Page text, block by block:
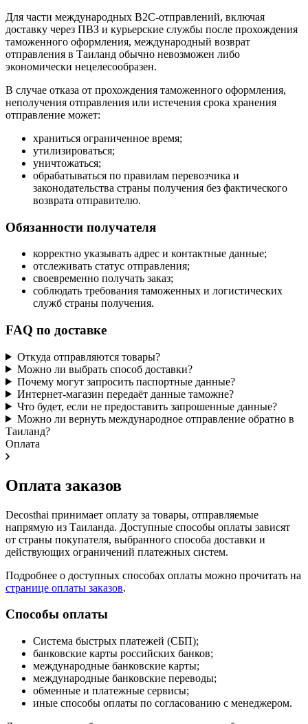
Для части международных B2C-отправлений, включая
доставку через ПВЗ и курьерские службы после прохождения
таможенного оформления, международный возврат
отправления в Таиланд обычно невозможен либо
экономически нецелесообразен.
В случае отказа от прохождения таможенного оформления,
неполучения отправления или истечения срока хранения
отправление может:
храниться ограниченное время;
утилизироваться;
уничтожаться;
обрабатываться по правилам перевозчика и
законодательства страны получения без фактического
возврата отправителю.
Обязанности получателя
корректно указывать адрес и контактные данные;
отслеживать статус отправления;
своевременно получать заказ;
соблюдать требования таможенных и логистических
служб страны получения.
FAQ по доставке
Откуда отправляются товары?
Можно ли выбрать способ доставки?
Почему могут запросить паспортные данные?
Интернет-магазин передаёт данные таможне?
Что будет, если не предоставить запрошенные данные?
Можно ли вернуть международное отправление обратно в
Таиланд?
Оплата
Оплата заказов
Decosthai принимает оплату за товары, отправляемые
напрямую из Таиланда. Доступные способы оплаты зависят
от страны покупателя, выбранного способа доставки и
действующих ограничений платежных систем.
Подробнее о доступных способах оплаты можно прочитать на
странице оплаты заказов.
Способы оплаты
Система быстрых платежей (СБП);
банковские карты российских банков;
международные банковские карты;
международные банковские переводы;
обменные и платежные сервисы;
иные способы оплаты по согласованию с менеджером.